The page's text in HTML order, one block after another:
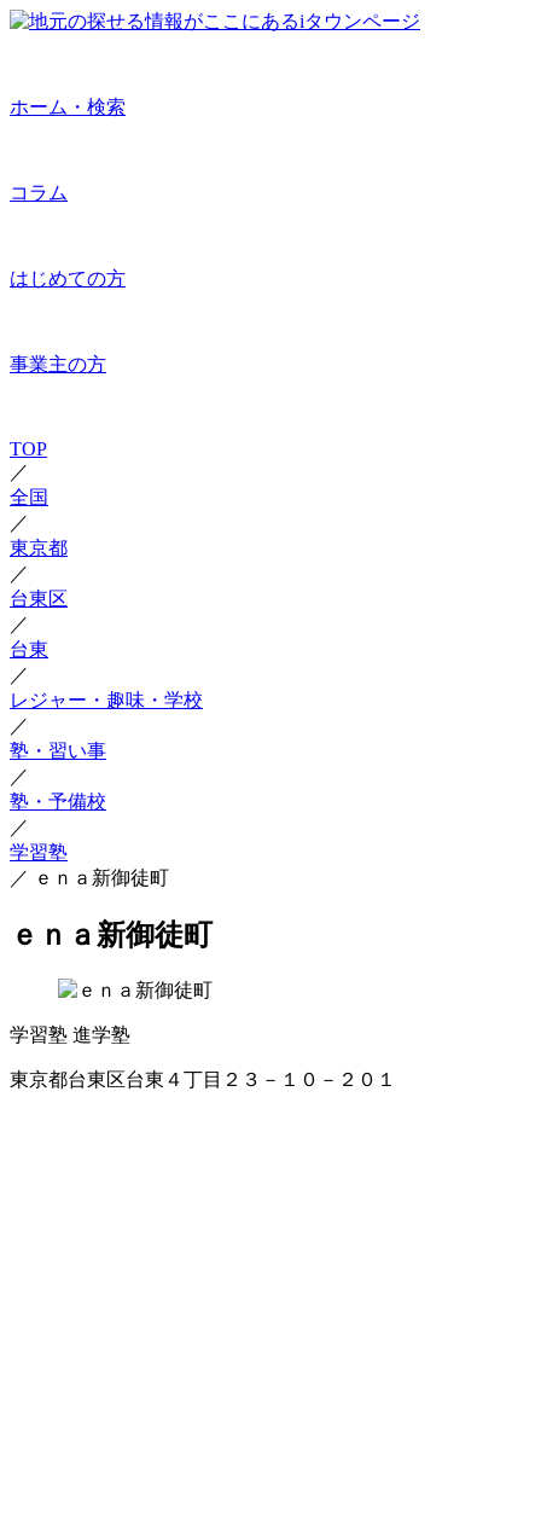
ホーム・検索
コラム
はじめての方
事業主の方
TOP
／
全国
／
東京都
／
台東区
／
台東
／
レジャー・趣味・学校
／
塾・習い事
／
塾・予備校
／
学習塾
／ ｅｎａ新御徒町
ｅｎａ新御徒町
学習塾 進学塾
東京都台東区台東４丁目２３－１０－２０１